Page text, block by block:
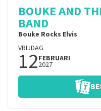
BOUKE AND
BAND
Bouke Rocks Elvis
VRIJDAG
12FEBRUARI
2027